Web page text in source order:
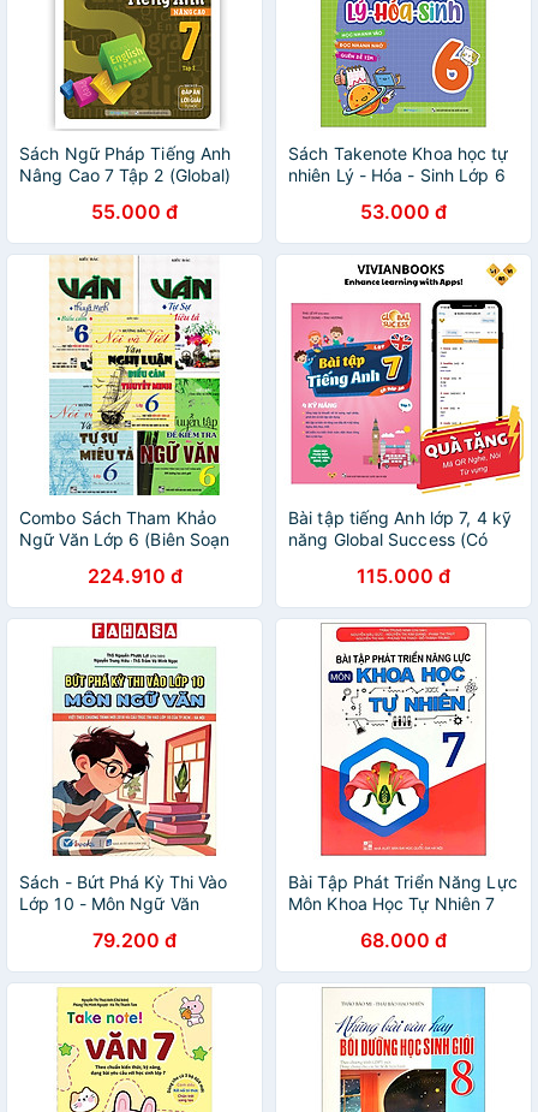
Sách Ngữ Pháp Tiếng Anh
Nâng Cao 7 Tập 2 (Global)
55.000 đ
Sách Takenote Khoa học tự
nhiên Lý - Hóa - Sinh Lớp 6
53.000 đ
Combo Sách Tham Khảo
Ngữ Văn Lớp 6 (Biên Soạn
224.910 đ
Bài tập tiếng Anh lớp 7, 4 kỹ
năng Global Success (Có
ngữ Vivian115.000 đ
Sách - Bứt Phá Kỳ Thi Vào
Lớp 10 - Môn Ngữ Văn
79.200 đ
Bài Tập Phát Triển Năng Lực
Môn Khoa Học Tự Nhiên 7
68.000 đ